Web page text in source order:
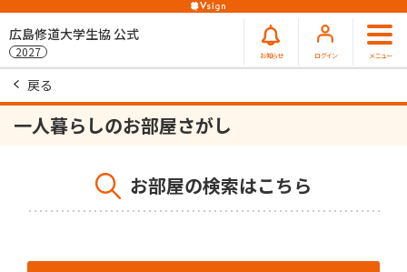
広島修道大学生協 公式
2027 お知らせ ログイン メニュー
戻る
一人暮らしのお部屋さがし
お部屋の検索はこちら